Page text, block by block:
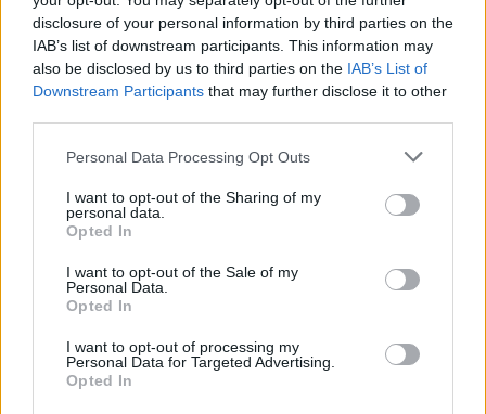
disclosure of your personal information by third parties on the
IAB’s list of downstream participants. This information may
also be disclosed by us to third parties on the IAB’s List of
Downstream Participants that may further disclose it to other
Please note that this website/app uses one or more Google
not limited to your visit or usage behaviour. You may click to
grant or deny consent to Google and its third-party tags to
use your data for below specified purposes in below Google
consent section.
Personal Data Processing Opt Outs
I want to opt-out of the Sharing of my
personal data.
Opted In
I want to opt-out of the Sale of my
Personal Data.
Opted In
I want to opt-out of processing my
Personal Data for Targeted Advertising.
Opted In
08. 05.
EZÉRT PÁRÁSODIK BE
ÁLLANDÓAN AZ ABLAK – EGYSZERŰBB
A MEGOLDÁS, MINT GONDOLNÁD
Villámgyors megoldás
08. 04.
NEM ECETTEL ÉS NEM SZÓDABIKARBÓNÁVAL:
A legjobb trükk
RENDKÍVÜL MAGAS ÉRZELMI INTELLIGENCIÁRA UTALHAT
Te szoktad?
EMIATT CSÖKKENHET A HATÁSUK
Érdemes odafigyelni rá